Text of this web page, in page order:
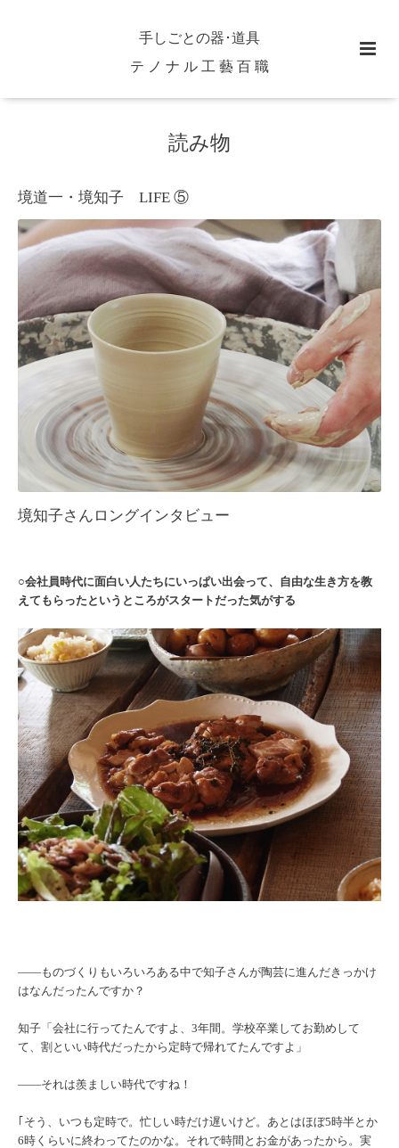
手しごとの器･道具
テ ノ ナ ル 工 藝 百 職
読み物
境道一・境知子 LIFE ⑤
境知子さんロングインタビュー
○会社員時代に面白い人たちにいっぱい出会って、自由な生き方を教
えてもらったというところがスタートだった気がする
――ものづくりもいろいろある中で知子さんが陶芸に進んだきっかけ
はなんだったんですか？
知子「会社に行ってたんですよ、3年間。学校卒業してお勤めして
て、割といい時代だったから定時で帰れてたんですよ」
――それは羨ましい時代ですね！
｢そう、いつも定時で。忙しい時だけ遅いけど。あとはほぼ5時半とか
6時くらいに終わってたのかな。それで時間とお金があったから。実